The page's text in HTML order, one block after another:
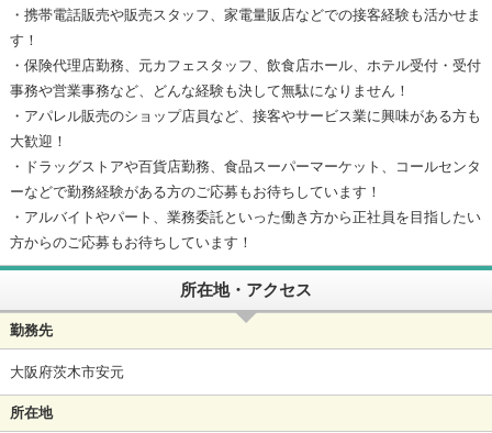
・携帯電話販売や販売スタッフ、家電量販店などでの接客経験も活かせま
す！
・保険代理店勤務、元カフェスタッフ、飲食店ホール、ホテル受付・受付
事務や営業事務など、どんな経験も決して無駄になりません！
・アパレル販売のショップ店員など、接客やサービス業に興味がある方も
大歓迎！
・ドラッグストアや百貨店勤務、食品スーパーマーケット、コールセンタ
ーなどで勤務経験がある方のご応募もお待ちしています！
・アルバイトやパート、業務委託といった働き方から正社員を目指したい
方からのご応募もお待ちしています！
所在地・アクセス
勤務先
大阪府茨木市安元
所在地